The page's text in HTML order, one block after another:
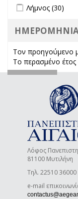
Apply Λήμνος filter
Λήμνος (30)
Τον προηγούμενο
Το περασμένο έτος
Λόφος
81100 Μυτιλήνη
Τηλ. 22510 36000
e-mail